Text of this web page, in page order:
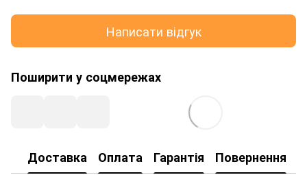
Написати відгук
Поширити у соцмережах
Доставка Оплата Гарантія Повернення